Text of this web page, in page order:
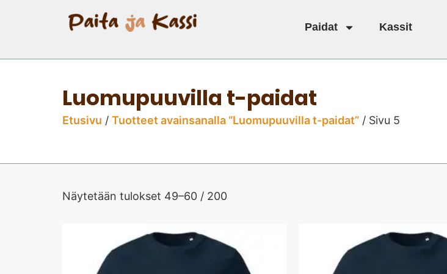
Paidat Kassit
Luomupuuvilla t-paidat
Etusivu / Tuotteet avainsanalla “Luomupuuvilla t-paidat” / Sivu 5
Näytetään tulokset 49–60 / 200